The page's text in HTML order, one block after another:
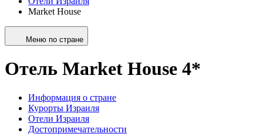
Market House
Меню по стране
Отель Market House 4*
Информация о стране
Курорты Израиля
Отели Израиля
Достопримечательности